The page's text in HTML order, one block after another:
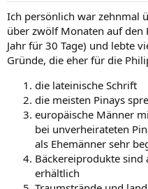
Ich persönlich war zehnmal
über zwölf Monaten auf
Jahr für 30 Tage) und lebte
Gründe, die eher für die
die lateinische Schrift
die meisten Pinays
europäische Männer
bei unverheirateten
als Ehemänner sehr
Bäckereiprodukte
erhältlich